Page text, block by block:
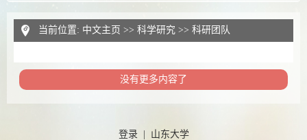
当前位置: 中文主页 >> 科学研究 >> 科研团队
没有更多内容了
登录| 山东大学